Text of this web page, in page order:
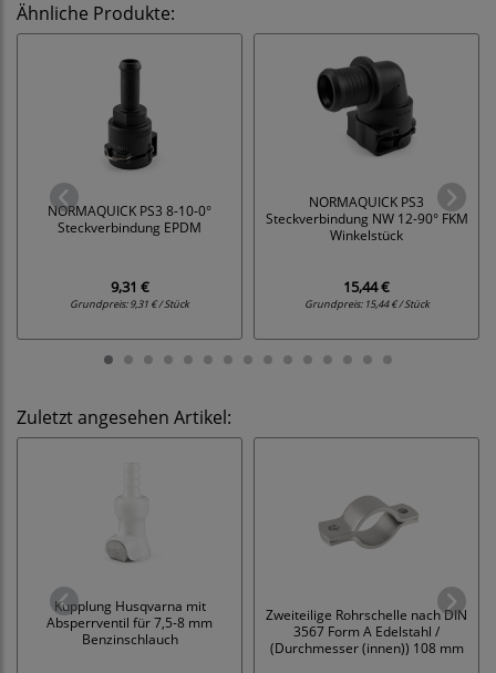
Ähnliche Produkte:
NORMAQUICK PS3 8-10-0°
Steckverbindung EPDM
9,31 €
Grundpreis:9,31 € / Stück
NORMAQUICK PS3
Steckverbindung NW 12-90° FKM
Winkelstück
15,44 €
Grundpreis: 15,44 € / Stück
Zuletzt angesehen Artikel:
Kupplung Husqvarna mit
Absperrventil für 7,5-8 mm
Benzinschlauch
Zweiteilige Rohrschelle nach DIN
3567 Form A Edelstahl /
(Durchmesser (innen)) 108 mm